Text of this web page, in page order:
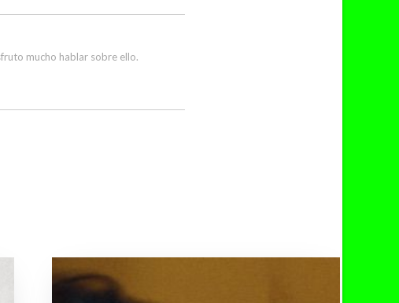
mucho hablar sobre ello.